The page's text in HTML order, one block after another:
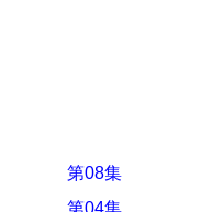
第08集